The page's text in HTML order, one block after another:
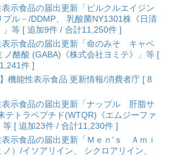
示食品の届出更新「ピルクルエイジン
ル－/DDMP、 乳酸菌NY1301株《日清
」等 [ 追加9件 / 合計11,250件 ]
表示食品の届出更新「命のみそ キャベ
ノ酪酸 (GABA)《株式会社ヨミテ》」等 [
件 ]
機能性表示食品 更新情報/消費者庁 [ 8
表示食品の届出更新「ナップル 肝脂サ
テトラペプチド(WTQR)《エムジーファ
等 [ 追加23件 / 合計11,230件 ]
示食品の届出更新「Ｍｅｎ’ｓ Ａｍｉ
ノ）/イソアリイン、 シクロアリイン、